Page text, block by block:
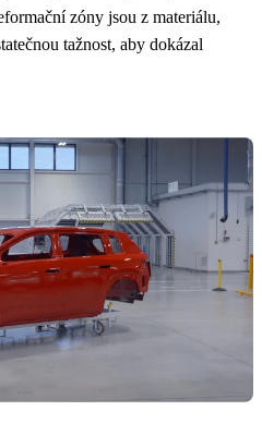
zóny jsou z materiálu,
tažnost, aby dokázal